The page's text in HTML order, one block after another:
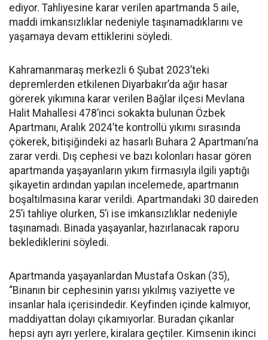
ediyor. Tahliyesine karar verilen apartmanda 5 aile,
maddi imkansızlıklar nedeniyle taşınamadıklarını ve
yaşamaya devam ettiklerini söyledi.
Kahramanmaraş merkezli 6 Şubat 2023’teki
depremlerden etkilenen Diyarbakır’da ağır hasar
görerek yıkımına karar verilen Bağlar ilçesi Mevlana
Halit Mahallesi 478’inci sokakta bulunan Özbek
Apartmanı, Aralık 2024’te kontrollü yıkımı sırasında
çökerek, bitişiğindeki az hasarlı Buhara 2 Apartmanı’na
zarar verdi. Dış cephesi ve bazı kolonları hasar gören
apartmanda yaşayanların yıkım firmasıyla ilgili yaptığı
şikayetin ardından yapılan incelemede, apartmanın
boşaltılmasına karar verildi. Apartmandaki 30 daireden
25’i tahliye olurken, 5’i ise imkansızlıklar nedeniyle
taşınamadı. Binada yaşayanlar, hazırlanacak raporu
beklediklerini söyledi.
Apartmanda yaşayanlardan Mustafa Oskan (35),
“Binanın bir cephesinin yarısı yıkılmış vaziyette ve
insanlar hala içerisindedir. Keyfinden içinde kalmıyor,
maddiyattan dolayı çıkamıyorlar. Buradan çıkanlar
hepsi ayrı ayrı yerlere, kiralara geçtiler. Kimsenin ikinci